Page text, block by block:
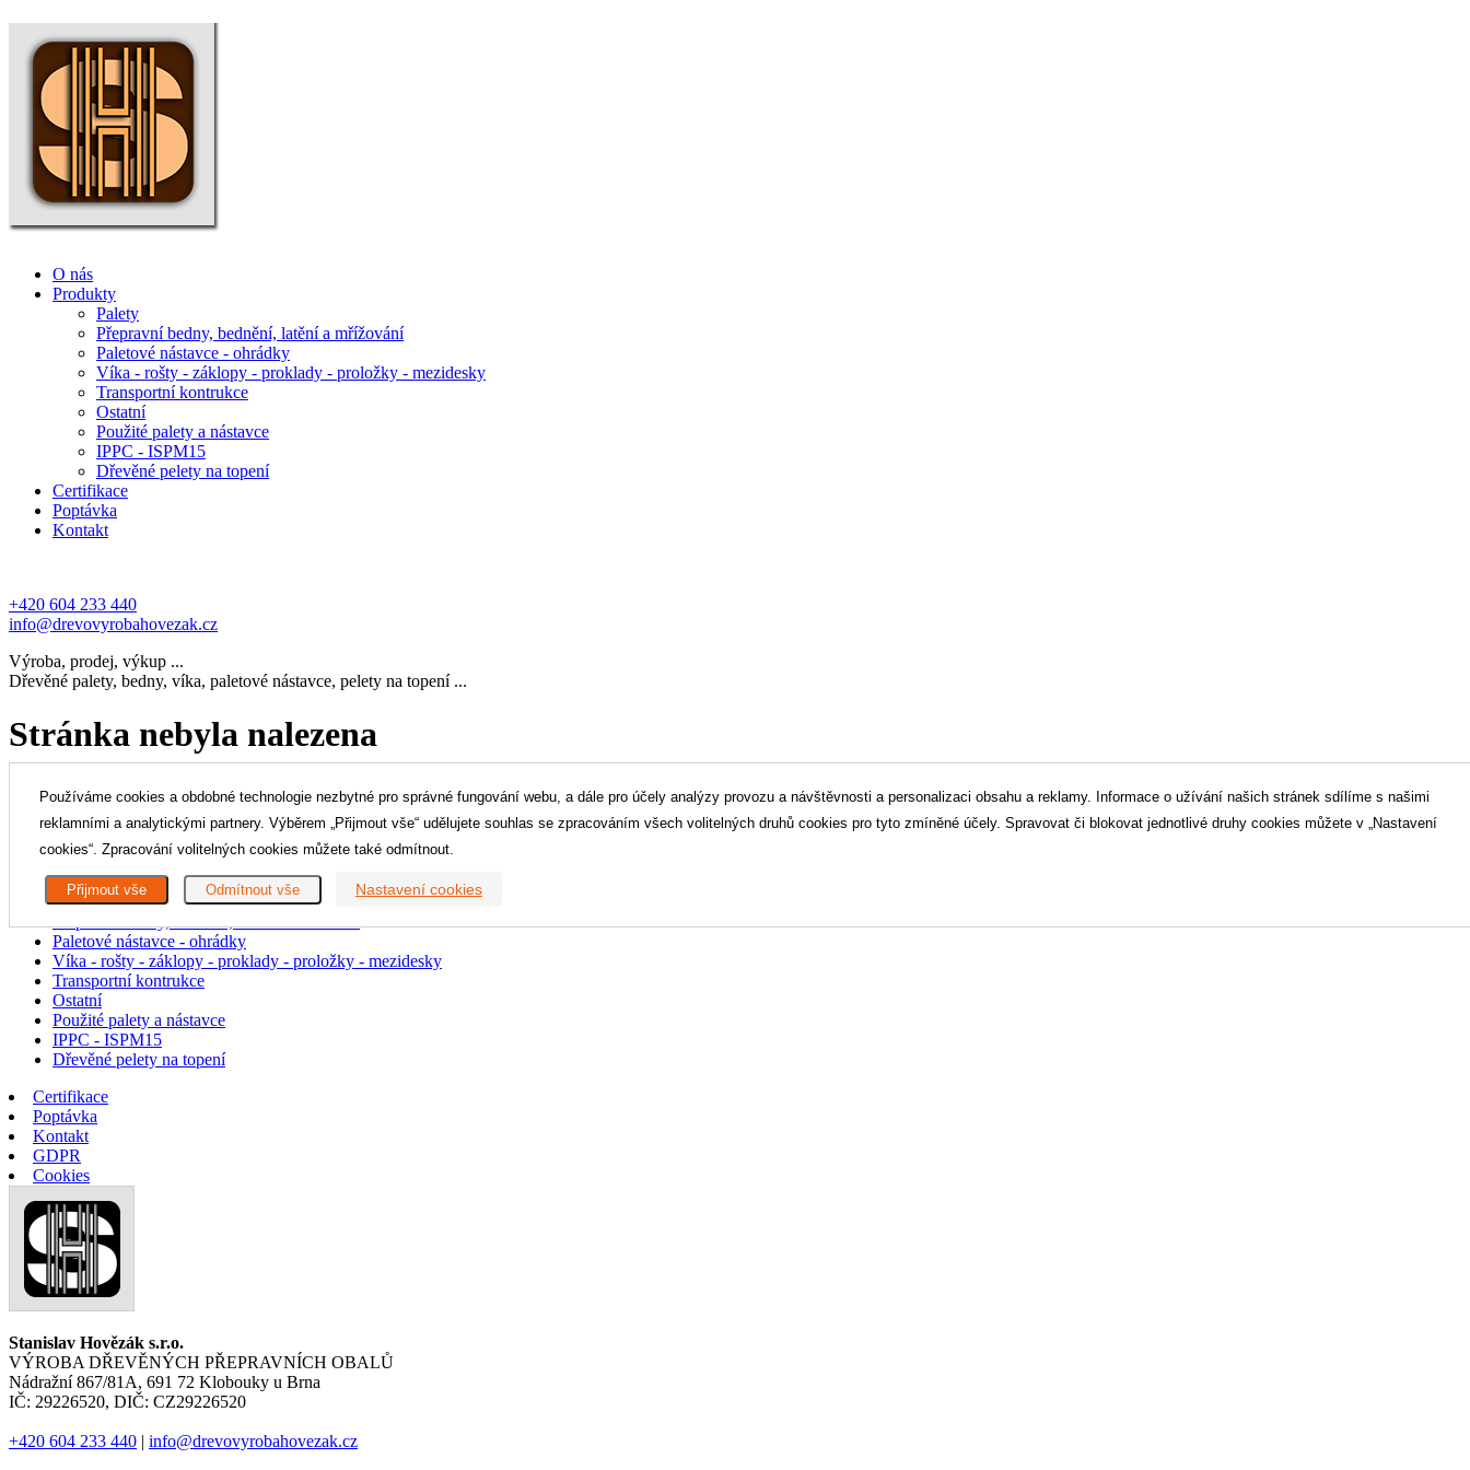
O nás
Produkty
Palety
Přepravní bedny, bednění, latění a mřížování
Paletové nástavce - ohrádky
Víka - rošty - záklopy - proklady - proložky - mezidesky
Transportní kontrukce
Ostatní
Použité palety a nástavce
IPPC - ISPM15
Dřevěné pelety na topení
Certifikace
Poptávka
Kontakt
+420 604 233 440
info@drevovyrobahovezak.cz
Výroba, prodej, výkup ...
Dřevěné palety, bedny, víka, paletové nástavce, pelety na topení ...
Stránka nebyla nalezena
Je nám líto, ale požadovaná stránka nebyla nalezena.
Navštivte prosím našíhlavní stránkuprezentace a vyberte si co požadujete v hlavním menu
O nás
Palety
Paletové nástavce - ohrádky
Víka - rošty - záklopy - proklady - proložky - mezidesky
Transportní kontrukce
Ostatní
Použité palety a nástavce
IPPC - ISPM15
Dřevěné pelety na topení
Certifikace
Poptávka
Kontakt
GDPR
Cookies
Stanislav Hovězák s.r.o.
VÝROBA DŘEVĚNÝCH PŘEPRAVNÍCH OBALŮ
Nádražní 867/81A, 691 72 Klobouky u Brna
IČ: 29226520, DIČ: CZ29226520
+420 604 233 440 | info@drevovyrobahovezak.cz
Používáme cookies a obdobné technologie nezbytné pro správné fungování webu, a dále pro účely analýzy provozu a návštěvnosti a personalizaci obsahu a reklamy. Informace o užívání našich stránek sdílíme s našimi
reklamními a analytickými partnery. Výběrem „Přijmout vše“ udělujete souhlas se zpracováním všech volitelných druhů cookies pro tyto zmíněné účely. Spravovat či blokovat jednotlivé druhy cookies můžete v „Nastavení
cookies“. Zpracování volitelných cookies můžete také odmítnout.
Přijmout vše Odmítnout vše Nastavení cookies